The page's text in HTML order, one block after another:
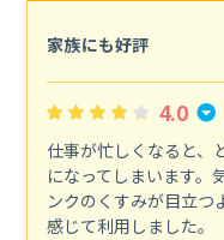
家族にも好評
4.0
仕事が忙しくなると、
になってしまいます。
ンクのくすみが目立つ
感じて利用しました。